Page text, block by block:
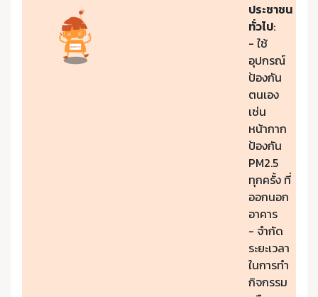
ประชาชน
ทั่วไป:
- ใช้
อุปกรณ์
ป้องกัน
ตนเอง
เช่น
หน้ากาก
ป้องกัน
PM2.5
ทุกครั้ง ที่
ออกนอก
อาคาร
- จำกัด
ระยะเวลา
ในการทำ
กิจกรรม